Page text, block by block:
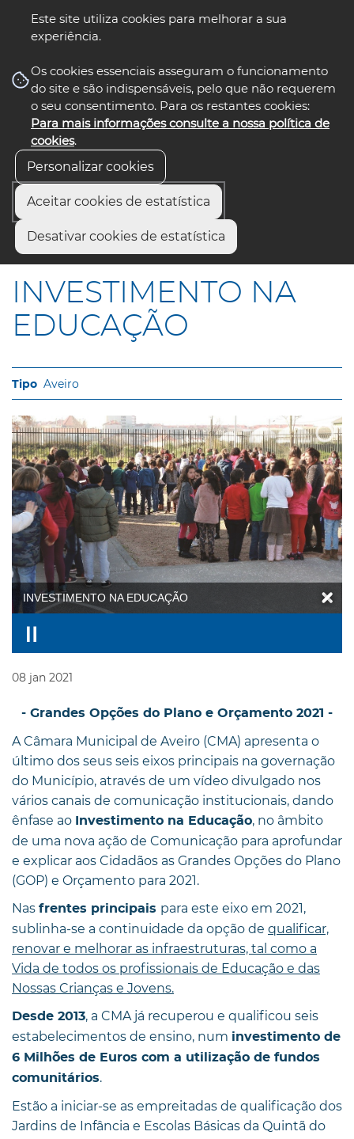
Este site utiliza cookies para melhorar a sua
experiência.
Os cookies essenciais asseguram o funcionamento
do site e são indispensáveis, pelo que não requerem
o seu consentimento. Para os restantes cookies:
Para mais informações consulte a nossa política de
cookies.
Personalizar cookies
Aceitar cookies de estatística
Desativar cookies de estatística
nos select language
Início
INVESTIMENTO NA EDUCAÇÃO
INVESTIMENTO NA
EDUCAÇÃO
Aveiro
INVESTIMENTO NA EDUCAÇÃO
08 jan 2021
- Grandes Opções do Plano e Orçamento 2021 -
A Câmara Municipal de Aveiro (CMA) apresenta o
último dos seus seis eixos principais na governação
do Município, através de um vídeo divulgado nos
vários canais de comunicação institucionais, dando
ênfase ao Investimento na Educação, no âmbito
de uma nova ação de Comunicação para aprofundar
e explicar aos Cidadãos as Grandes Opções do Plano
(GOP) e Orçamento para 2021.
Nas frentes principais para este eixo em 2021,
sublinha-se a continuidade da opção de qualificar,
renovar e melhorar as infraestruturas, tal como a
Vida de todos os profissionais de Educação e das
Nossas Crianças e Jovens.
Desde 2013, a CMA já recuperou e qualificou seis
estabelecimentos de ensino, num investimento de
6 Milhões de Euros com a utilização de fundos
comunitários.
Estão a iniciar-se as empreitadas de qualificação dos
Jardins de Infância e Escolas Básicas da Quintã do